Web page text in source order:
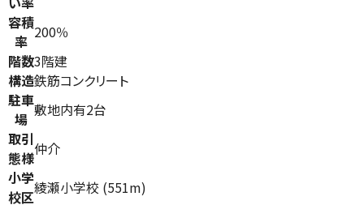
容積
率 200％
階数3階建
構造鉄筋コンクリート
駐車
場 敷地内有2台
取引
態様仲介
小学
校区綾瀬小学校 (551m)